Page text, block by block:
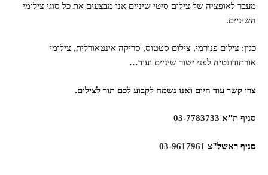
מעבר לאופציה של צילום סיטי שיניים אנו מבצעים את כל סוגי צילומי
השיניים.
כגון: צילום פנורמי, צילום סטטוס, סריקה אינטאורלית, צילומי
אורתודונטיה לפני ישור שיניים ועוד…
צרו קשר עוד היום ואנו נשמח לקבוע לכם תור לצילום.
סניף ת"א03-7783733
סניף ראשל"צ03-9617961